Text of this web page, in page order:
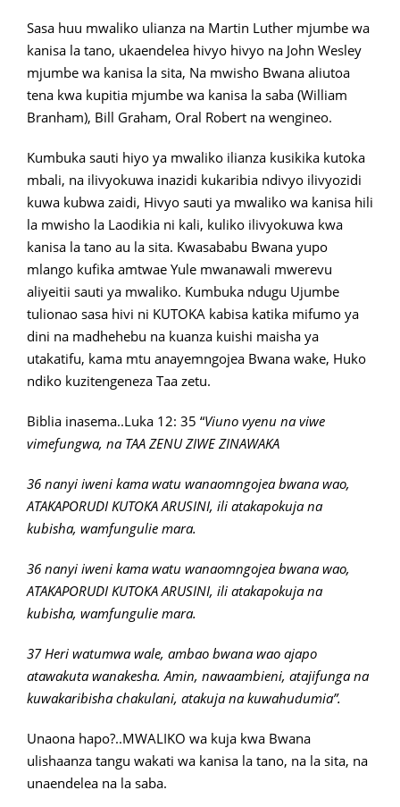
Sasa huu mwaliko ulianza na Martin Luther mjumbe wa
kanisa la tano, ukaendelea hivyo hivyo na John Wesley
mjumbe wa kanisa la sita, Na mwisho Bwana aliutoa
tena kwa kupitia mjumbe wa kanisa la saba (William
Branham), Bill Graham, Oral Robert na wengineo.
Kumbuka sauti hiyo ya mwaliko ilianza kusikika kutoka
mbali, na ilivyokuwa inazidi kukaribia ndivyo ilivyozidi
kuwa kubwa zaidi, Hivyo sauti ya mwaliko wa kanisa hili
la mwisho la Laodikia ni kali, kuliko ilivyokuwa kwa
kanisa la tano au la sita. Kwasababu Bwana yupo
mlango kufika amtwae Yule mwanawali mwerevu
aliyeitii sauti ya mwaliko. Kumbuka ndugu Ujumbe
tulionao sasa hivi ni KUTOKA kabisa katika mifumo ya
dini na madhehebu na kuanza kuishi maisha ya
utakatifu, kama mtu anayemngojea Bwana wake, Huko
ndiko kuzitengeneza Taa zetu.
Biblia inasema..Luka 12: 35 “Viuno vyenu na viwe
vimefungwa, na TAA ZENU ZIWE ZINAWAKA
36 nanyi iweni kama watu wanaomngojea bwana wao,
ATAKAPORUDI KUTOKA ARUSINI, ili atakapokuja na
kubisha, wamfungulie mara.
36 nanyi iweni kama watu wanaomngojea bwana wao,
ATAKAPORUDI KUTOKA ARUSINI, ili atakapokuja na
kubisha, wamfungulie mara.
37 Heri watumwa wale, ambao bwana wao ajapo
atawakuta wanakesha. Amin, nawaambieni, atajifunga na
kuwakaribisha chakulani, atakuja na kuwahudumia”.
Unaona hapo?..MWALIKO wa kuja kwa Bwana
ulishaanza tangu wakati wa kanisa la tano, na la sita, na
unaendelea na la saba.